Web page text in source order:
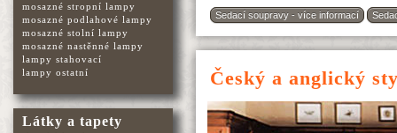
Sedací soupravy - více informací
Český a anglický
mosazné stropní lampy
mosazné podlahové lampy
mosazné stolní lampy
mosazné nastěnné lampy
lampy stahovací
lampy ostatní
Látky a tapety